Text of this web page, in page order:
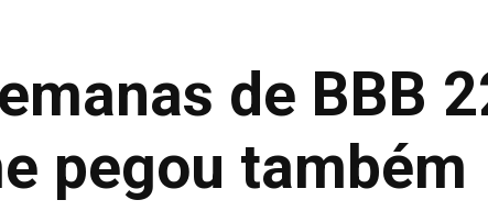
de BBB
pegou também